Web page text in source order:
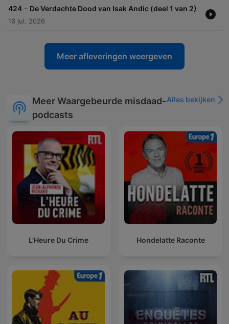
424 - De Verdachte Dood van Isak Andic (deel 1 van 2)
16 jul. 2026
Meer afleveringen weergeven
Meer Waargebeurde misdaad-
podcasts
Alles bekijken
L'Heure Du Crime Hondelatte Raconte